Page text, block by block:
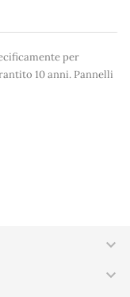
per
10 anni. Pannelli

